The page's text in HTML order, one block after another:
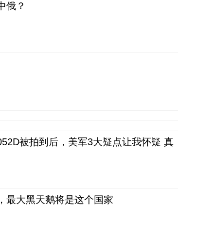
俄？
被拍到后，美军3大疑点让我怀疑 真
最大黑天鹅将是这个国家